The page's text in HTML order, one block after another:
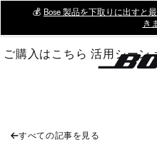
Main
💰 Bose 製品を下取りに出すと
き
ご購入はこちら 活用シーン
すべての記事を見る